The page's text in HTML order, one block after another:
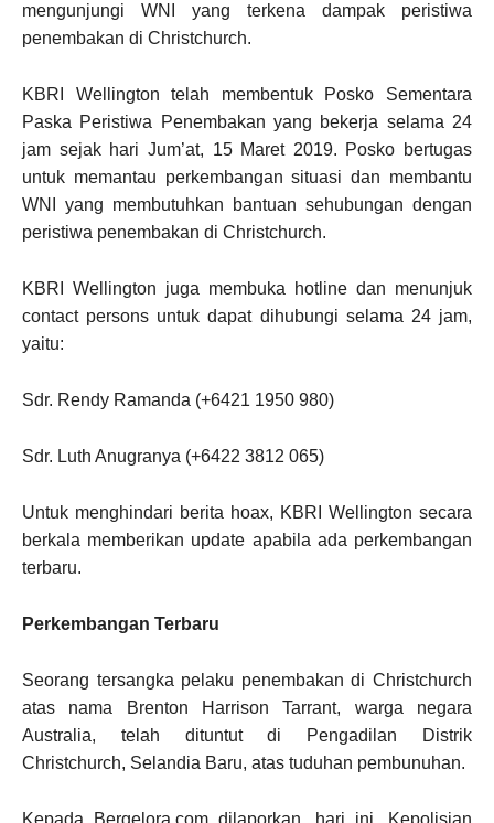
mengunjungi WNI yang terkena dampak peristiwa
penembakan di Christchurch.
KBRI Wellington telah membentuk Posko Sementara
Paska Peristiwa Penembakan yang bekerja selama 24
jam sejak hari Jum’at, 15 Maret 2019. Posko bertugas
untuk memantau perkembangan situasi dan membantu
WNI yang membutuhkan bantuan sehubungan dengan
peristiwa penembakan di Christchurch.
KBRI Wellington juga membuka hotline dan menunjuk
contact persons untuk dapat dihubungi selama 24 jam,
yaitu:
Sdr. Rendy Ramanda (+6421 1950 980)
Sdr. Luth Anugranya (+6422 3812 065)
Untuk menghindari berita hoax, KBRI Wellington secara
berkala memberikan update apabila ada perkembangan
terbaru.
Perkembangan Terbaru
Seorang tersangka pelaku penembakan di Christchurch
atas nama Brenton Harrison Tarrant, warga negara
Australia, telah dituntut di Pengadilan Distrik
Christchurch, Selandia Baru, atas tuduhan pembunuhan.
Kepada Bergelora.com dilaporkan, hari ini, Kepolisian